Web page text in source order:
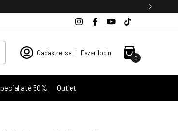
Cadastre-se | Fazer login
0
até 50% Outlet